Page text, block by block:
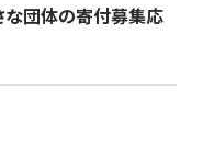
な団体の寄付募集応